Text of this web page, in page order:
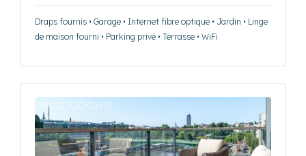
Draps fournis • Garage • Internet fibre optique • Jardin • Linge
de maison fourni • Parking privé • Terrasse • WiFi